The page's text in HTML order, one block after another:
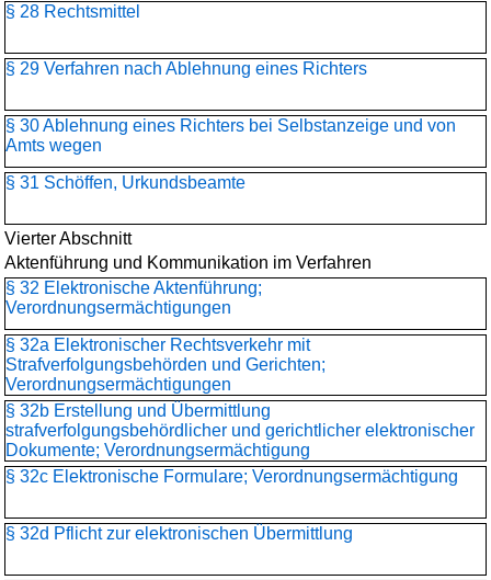
§ 28 Rechtsmittel
§ 29 Verfahren nach Ablehnung eines Richters
§ 30 Ablehnung eines Richters bei Selbstanzeige und von
Amts wegen
§ 31 Schöffen, Urkundsbeamte
Vierter Abschnitt
Aktenführung und Kommunikation im Verfahren
§ 32 Elektronische Aktenführung;
Verordnungsermächtigungen
§ 32a Elektronischer Rechtsverkehr mit
Strafverfolgungsbehörden und Gerichten;
Verordnungsermächtigungen
§ 32b Erstellung und Übermittlung
strafverfolgungsbehördlicher und gerichtlicher elektronischer
Dokumente; Verordnungsermächtigung
§ 32c Elektronische Formulare; Verordnungsermächtigung
§ 32d Pflicht zur elektronischen Übermittlung